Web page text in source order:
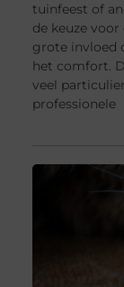
tuinfeest of
de keuze
grote invloed
het comfort.
veel
professionele